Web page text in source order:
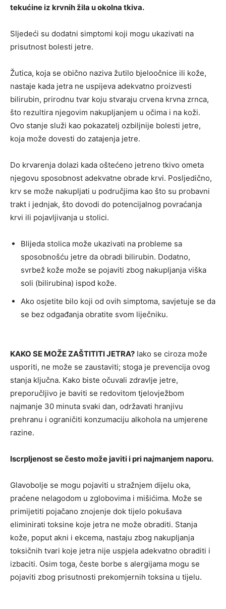
tekućine iz krvnih žila u okolna tkiva.
Sljedeći su dodatni simptomi koji mogu ukazivati ​​na
prisutnost bolesti jetre.
Žutica, koja se obično naziva žutilo bjeloočnice ili kože,
nastaje kada jetra ne uspijeva adekvatno proizvesti
bilirubin, prirodnu tvar koju stvaraju crvena krvna zrnca,
što rezultira njegovim nakupljanjem u očima i na koži.
Ovo stanje služi kao pokazatelj ozbiljnije bolesti jetre,
koja može dovesti do zatajenja jetre.
Do krvarenja dolazi kada oštećeno jetreno tkivo ometa
njegovu sposobnost adekvatne obrade krvi. Posljedično,
krv se može nakupljati u područjima kao što su probavni
trakt i jednjak, što dovodi do potencijalnog povraćanja
krvi ili pojavljivanja u stolici.
Blijeda stolica može ukazivati ​​na probleme sa
sposobnošću jetre da obradi bilirubin. Dodatno,
svrbež kože može se pojaviti zbog nakupljanja viška
soli (bilirubina) ispod kože.
Ako osjetite bilo koji od ovih simptoma, savjetuje se da
se bez odgađanja obratite svom liječniku.
KAKO SE MOŽE ZAŠTITITI JETRA? Iako se ciroza može
usporiti, ne može se zaustaviti; stoga je prevencija ovog
stanja ključna. Kako biste očuvali zdravlje jetre,
preporučljivo je baviti se redovitom tjelovježbom
najmanje 30 minuta svaki dan, održavati hranjivu
prehranu i ograničiti konzumaciju alkohola na umjerene
razine.
Iscrpljenost se često može javiti i pri najmanjem naporu.
Glavobolje se mogu pojaviti u stražnjem dijelu oka,
praćene nelagodom u zglobovima i mišićima. Može se
primijetiti pojačano znojenje dok tijelo pokušava
eliminirati toksine koje jetra ne može obraditi. Stanja
kože, poput akni i ekcema, nastaju zbog nakupljanja
toksičnih tvari koje jetra nije uspjela adekvatno obraditi i
izbaciti. Osim toga, česte borbe s alergijama mogu se
pojaviti zbog prisutnosti prekomjernih toksina u tijelu.